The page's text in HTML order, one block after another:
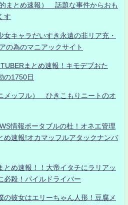
まとめ速報） 話題な事件からおも
す
女キャラだいすき永遠の非リア充・
の為のマニアックサイト
まとめ速報！キモデブおた
の1750日
メッフル） ひきこもりニートのオ
情報ポータブルの杜！オネエ管理
め速報!オカマッフルアタックナンバ
とめ速報！！大帝イタチにラリアッ
必殺！パイルドライバー
彼女はエリーちゃん人形！豆腐メ